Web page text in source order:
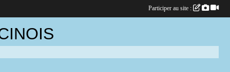
Participer au site :